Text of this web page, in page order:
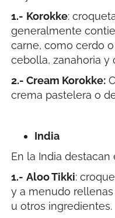
1.- Korokke:
generalmente
carne, como cerdo
cebolla, zanahoria y
2.- Cream Korokke:
crema pastelera o
India
En la India destacan
1.- Aloo Tikki:
y a menudo
u otros ingredientes.